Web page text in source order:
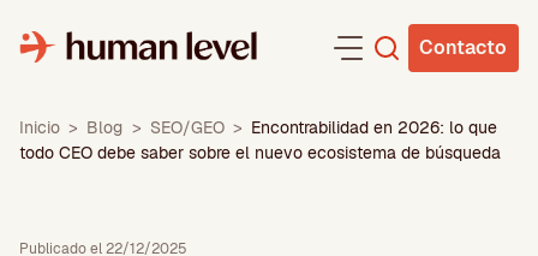
contenido
Contacto
Inicio > Blog > SEO/GEO > Encontrabilidad en 2026: lo que
todo CEO debe saber sobre el nuevo ecosistema de búsqueda
Publicado el 22/12/2025